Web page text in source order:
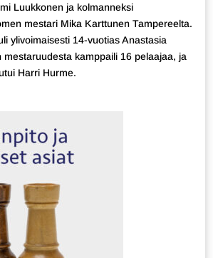
Luukkonen ja kolmanneksi
mestari Mika Karttunen Tampereelta.
ylivoimaisesti 14-vuotias Anastasia
mestaruudesta kamppaili 16 pelaajaa, ja
Harri Hurme.